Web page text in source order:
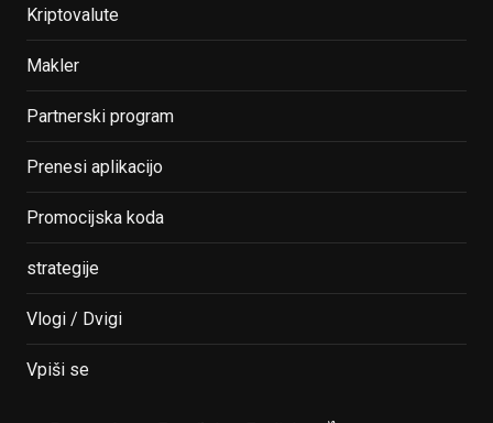
Kriptovalute
Makler
Partnerski program
Prenesi aplikacijo
Promocijska koda
strategije
Vlogi / Dvigi
Vpiši se